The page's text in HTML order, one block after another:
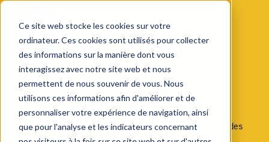
Ce site web stocke les cookies sur votre
ordinateur. Ces cookies sont utilisés pour collecter
des informations sur la manière dont vous
interagissez avec notre site web et nous
permettent de nous souvenir de vous. Nous
utilisons ces informations afin d'améliorer et de
personnaliser votre expérience de navigation, ainsi
que pour l'analyse et les indicateurs concernant
WEBINAIRE
Quelle place pour la Bible dans l’accompagnement des